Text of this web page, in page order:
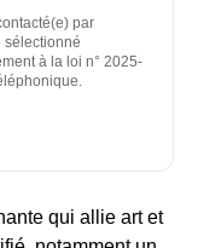
par
sélectionné
à la loi n° 2025-
qui allie art et